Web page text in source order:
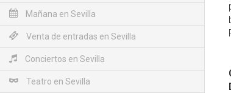
Mañana en Sevilla
Venta de entradas en Sevilla
Conciertos en Sevilla
Teatro en Sevilla